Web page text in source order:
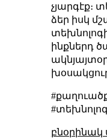
չյարգէք։
ձեր իսկ
ինքներդ
բնօրինակ